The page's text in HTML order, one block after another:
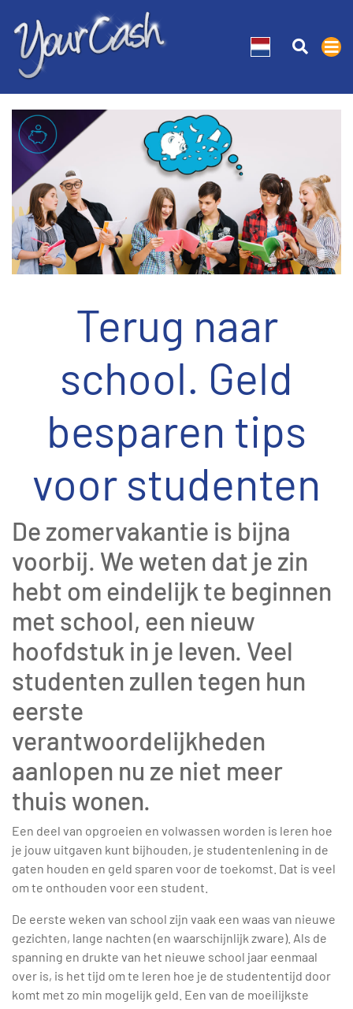
Terug naar
school. Geld
besparen tips
voor studenten
De zomervakantie is bijna
voorbij. We weten dat je zin
hebt om eindelijk te beginnen
met school, een nieuw
hoofdstuk in je leven. Veel
studenten zullen tegen hun
eerste
verantwoordelijkheden
aanlopen nu ze niet meer
thuis wonen.
Een deel van opgroeien en volwassen worden is leren hoe
je jouw uitgaven kunt bijhouden, je studentenlening in de
gaten houden en geld sparen voor de toekomst. Dat is veel
om te onthouden voor een student.
De eerste weken van school zijn vaak een waas van nieuwe
gezichten, lange nachten (en waarschijnlijk zware). Als de
spanning en drukte van het nieuwe school jaar eenmaal
over is, is het tijd om te leren hoe je de studententijd door
komt met zo min mogelijk geld. Een van de moeilijkste